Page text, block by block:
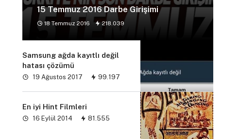
15 Temmuz 2016 Darbe Girişimi
18 Temmuz 2016 218.039
Samsung ağda kayıtlı değil
hatası çözümü
19 Ağustos 2017 99.197
En iyi Hint Filmleri
16 Eylül 2014 81.555